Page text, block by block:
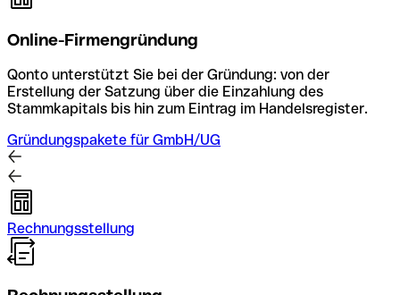
Online-Firmengründung
Qonto unterstützt Sie bei der Gründung: von der
Erstellung der Satzung über die Einzahlung des
Stammkapitals bis hin zum Eintrag im Handelsregister.
Gründungspakete für GmbH/UG
Rechnungsstellung